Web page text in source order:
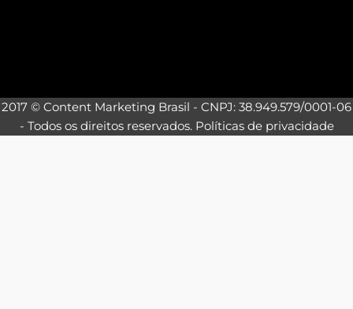
2017 © Content Marketing Brasil - CNPJ: 38.949.579/0001-06
- Todos os direitos reservados. Políticas de privacidade